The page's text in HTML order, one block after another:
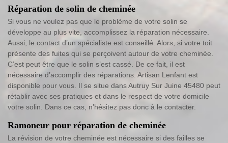
Réparation de solin de cheminée
Si vous ne voulez pas que le problème de votre solin se
développe au plus vite, accomplissez la réparation nécessaire.
Aussi, le contact d’un spécialiste est conseillé. Alors, si votre toit
présente des fuites qui se perçoivent autour de votre cheminée.
C’est peut être que le solin s’est cassé. De ce fait, il est
nécessaire d’accomplir des réparations. Artisan Lenfant est
disponible pour vous. Il se situe dans Autruy Sur Juine 45480 peut
rétablir avec ses pratiques et dans le respect de votre domicile
votre solin. Dans ce cas, n’hésitez pas donc à le contacter.
Ramoneur pour réparation de cheminée
La révision de votre cheminée est nécessaire si des failles se